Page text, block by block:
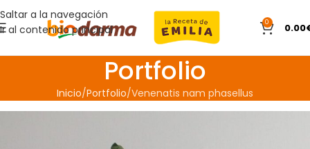
Saltar a la navegación
Ir al contenido principal
0 0.00
Portfolio
Inicio Portfolio Venenatis nam phasellus